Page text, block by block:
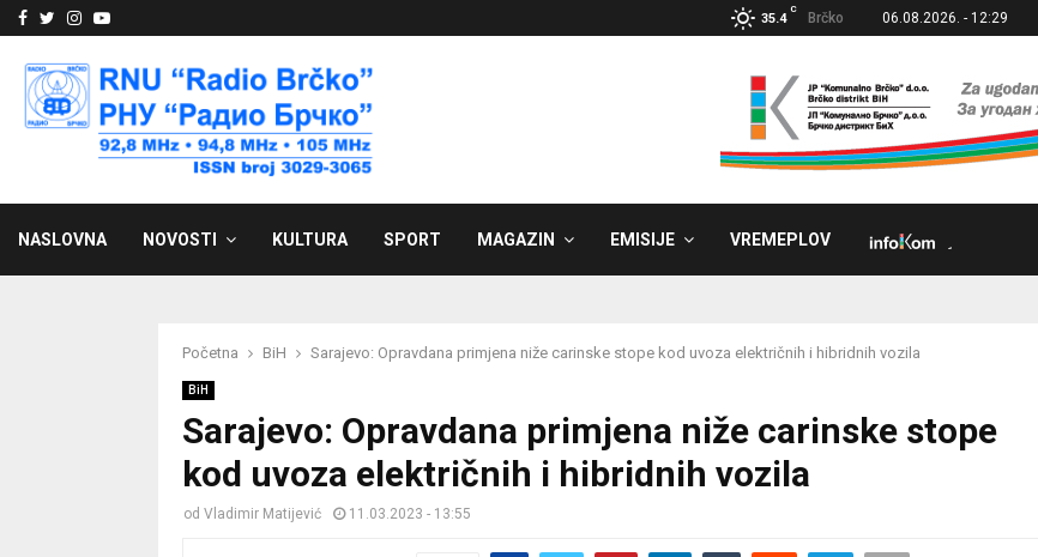
Facebook
Twitter
Instagram
Youtube 35.4
C
Brčko 06.08.2026. - 12:29
NASLOVNA NOVOSTI KULTURA SPORT MAGAZIN EMISIJE VREMEPLOV
Početna BiH Sarajevo: Opravdana primjena niže carinske stope kod uvoza električnih i hibridnih vozila
BiH
Sarajevo: Opravdana primjena niže carinske stope
kod uvoza električnih i hibridnih vozila
od Vladimir Matijević 11.03.2023 - 13:55